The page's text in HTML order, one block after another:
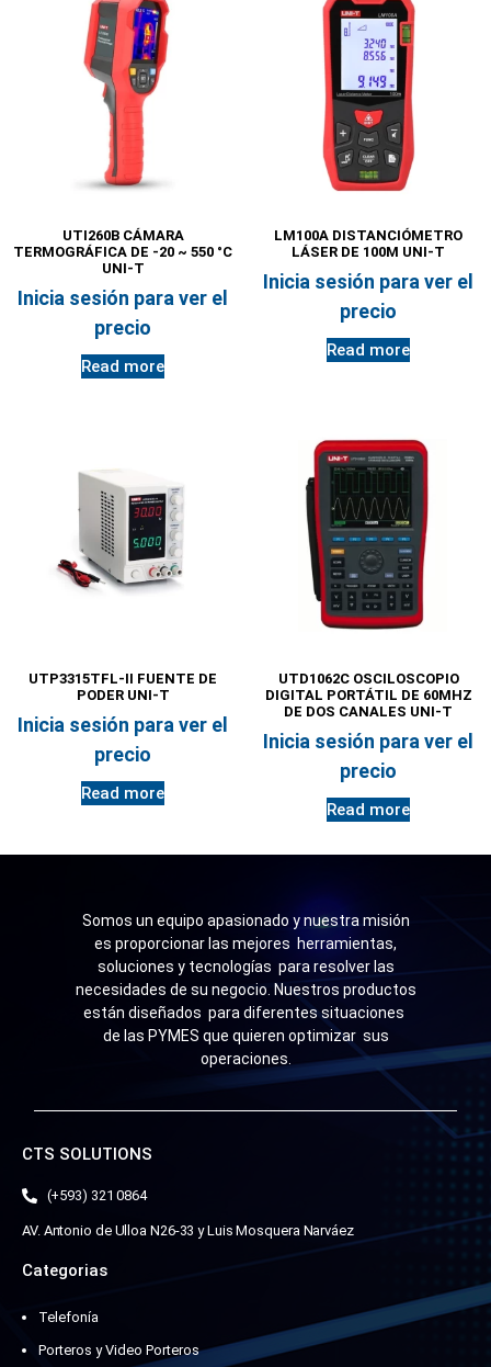
UTI260B CÁMARA
TERMOGRÁFICA DE -20 ~ 550 °C
UNI-T
Inicia sesión para ver el
precio
Read more
LM100A DISTANCIÓMETRO
LÁSER DE 100M UNI-T
Inicia sesión para ver el
precio
Read more
UTP3315TFL-II FUENTE DE
PODER UNI-T
Inicia sesión para ver el
precio
Read more
UTD1062C OSCILOSCOPIO
DIGITAL PORTÁTIL DE 60MHZ
DE DOS CANALES UNI-T
Inicia sesión para ver el
precio
Read more
Somos un equipo apasionado y nuestra misión
es proporcionar las mejores herramientas,
soluciones y tecnologías para resolver las
necesidades de su negocio. Nuestros productos
están diseñados para diferentes situaciones
de las PYMES que quieren optimizar sus
operaciones.
CTS SOLUTIONS
(+593) 321 0864
AV. Antonio de Ulloa N26-33 y Luis Mosquera Narváez
Categorias
Telefonía
Porteros y Video Porteros